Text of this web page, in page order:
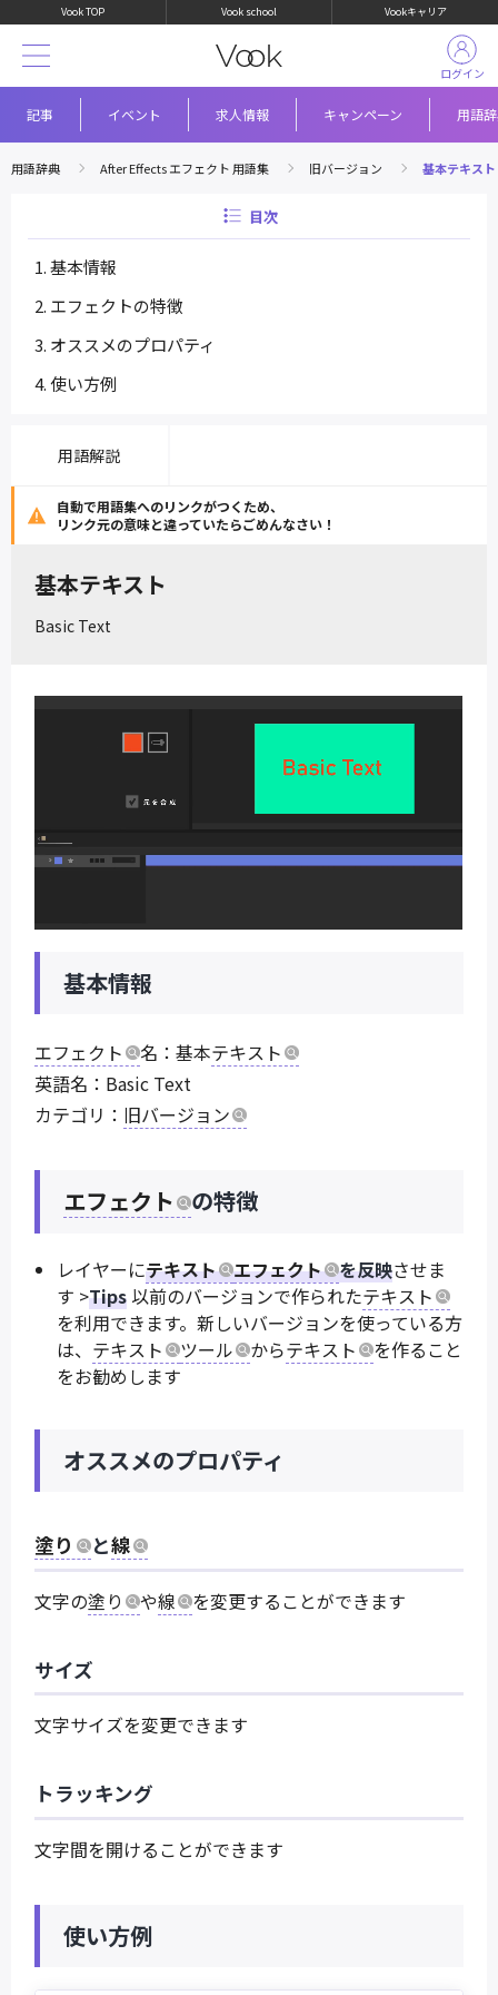
Vook TOP Vook school Vookキャリア
記事 イベント 求人情報 キャンペーン 用語
ログイン
用語辞典 After Effects エフェクト 用語集 旧バージョン 基本テキスト
目次
基本情報
エフェクトの特徴
オススメのプロパティ
使い方例
用語解説
自動で用語集へのリンクがつくため、
リンク元の意味と違っていたらごめんなさい！
基本テキスト
Basic Text
基本情報
エフェクト 名：基本テキスト
英語名：Basic Text
カテゴリ： 旧バージョン
エフェクト の特徴
レイヤーにテキスト エフェクト を反映させま
す >Tips 以前のバージョンで作られたテキスト
を利用できます。新しいバージョンを使っている方
は、 テキスト ツール からテキスト
を作ること
をお勧めします
オススメのプロパティ
塗り と線
文字の塗り や線 を変更することができます
サイズ
文字サイズを変更できます
トラッキング
文字間を開けることができます
使い方例